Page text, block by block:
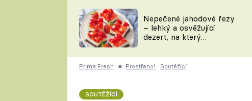
Videorecepty
TEĎ VAŘÍ ŠÉF!
ČESKO NA TALÍŘI
Nepečené jahodové řezy
– lehký a osvěžující
dezert, na který
Prima Fresh ■ Prostřeno! Soutěžící
SOUTĚŽÍCÍ